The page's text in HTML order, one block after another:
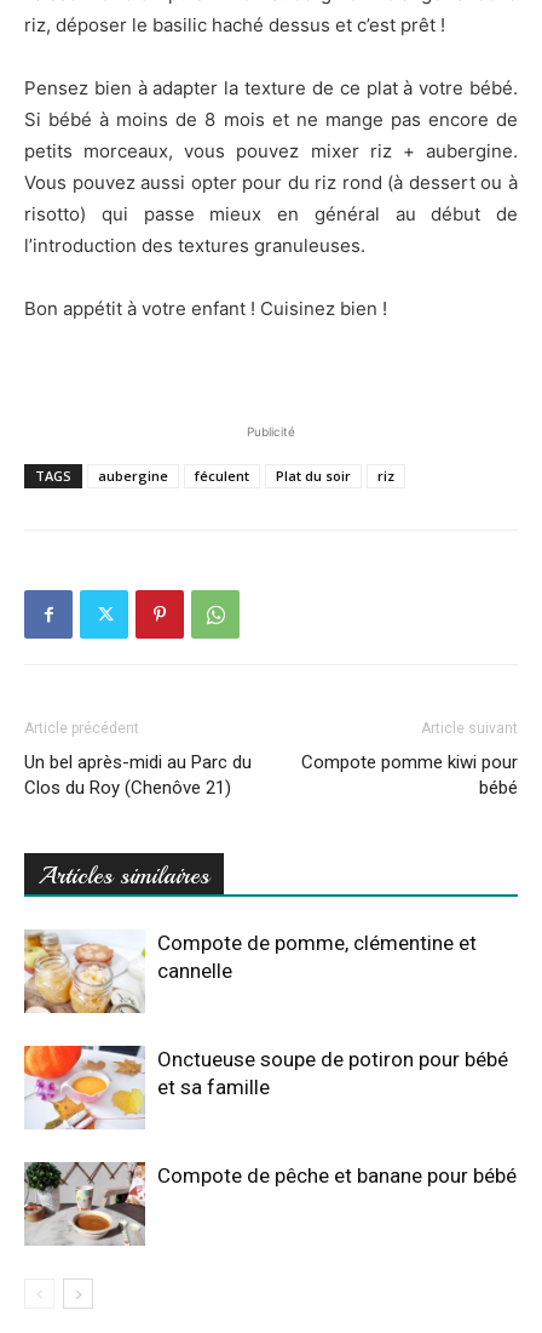
riz, déposer le basilic haché dessus et c’est prêt !
Pensez bien à adapter la texture de ce plat à votre bébé.
Si bébé à moins de 8 mois et ne mange pas encore de
petits morceaux, vous pouvez mixer riz + aubergine.
Vous pouvez aussi opter pour du riz rond (à dessert ou à
risotto) qui passe mieux en général au début de
l’introduction des textures granuleuses.
Bon appétit à votre enfant ! Cuisinez bien !
Publicité
TAGS aubergine féculent Plat du soir riz
Article précédent
Un bel après-midi au Parc du
Clos du Roy (Chenôve 21)
Article suivant
Compote pomme kiwi pour
bébé
Articles similaires
Compote de pomme, clémentine et
cannelle
Onctueuse soupe de potiron pour bébé
et sa famille
Compote de pêche et banane pour bébé